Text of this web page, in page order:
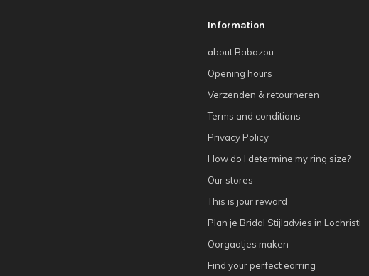
Information
about Babazou
Opening hours
Verzenden & retourneren
Terms and conditions
Privacy Policy
How do I determine my ring size?
Our stores
This is jour reward
Plan je Bridal Stijladvies in Lochristi
Oorgaatjes maken
Find your perfect earring